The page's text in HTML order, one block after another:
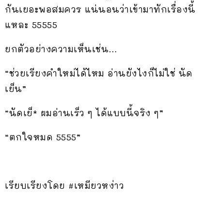
กันเยอะพอสมควร แน่นอนว่าเข้ามาทักเรื่องนี้
แหละ 55555
ยกตัวอย่างความเห็นเช่น…
“ช่วยเรียงคำใหม่ได้ไหม อ่านยังไงก็ไม่ใช่ นัด
เย็น”
“นัดเย็* ผมอ่านเร็ว ๆ ได้แบบนี้จริง ๆ”
“ตกใจหมด 5555”
เรียบเรียงโดย #เหมียวหง่าว